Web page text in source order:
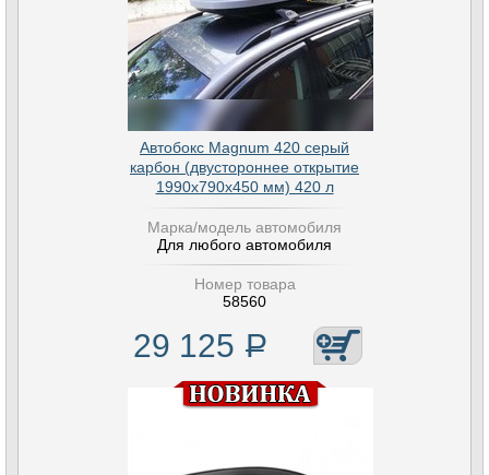
Автобокс Magnum 420 серый
карбон (двустороннее открытие
1990х790х450 мм) 420 л
Марка/модель автомобиля
Для любого автомобиля
Номер товара
58560
29 125 Р